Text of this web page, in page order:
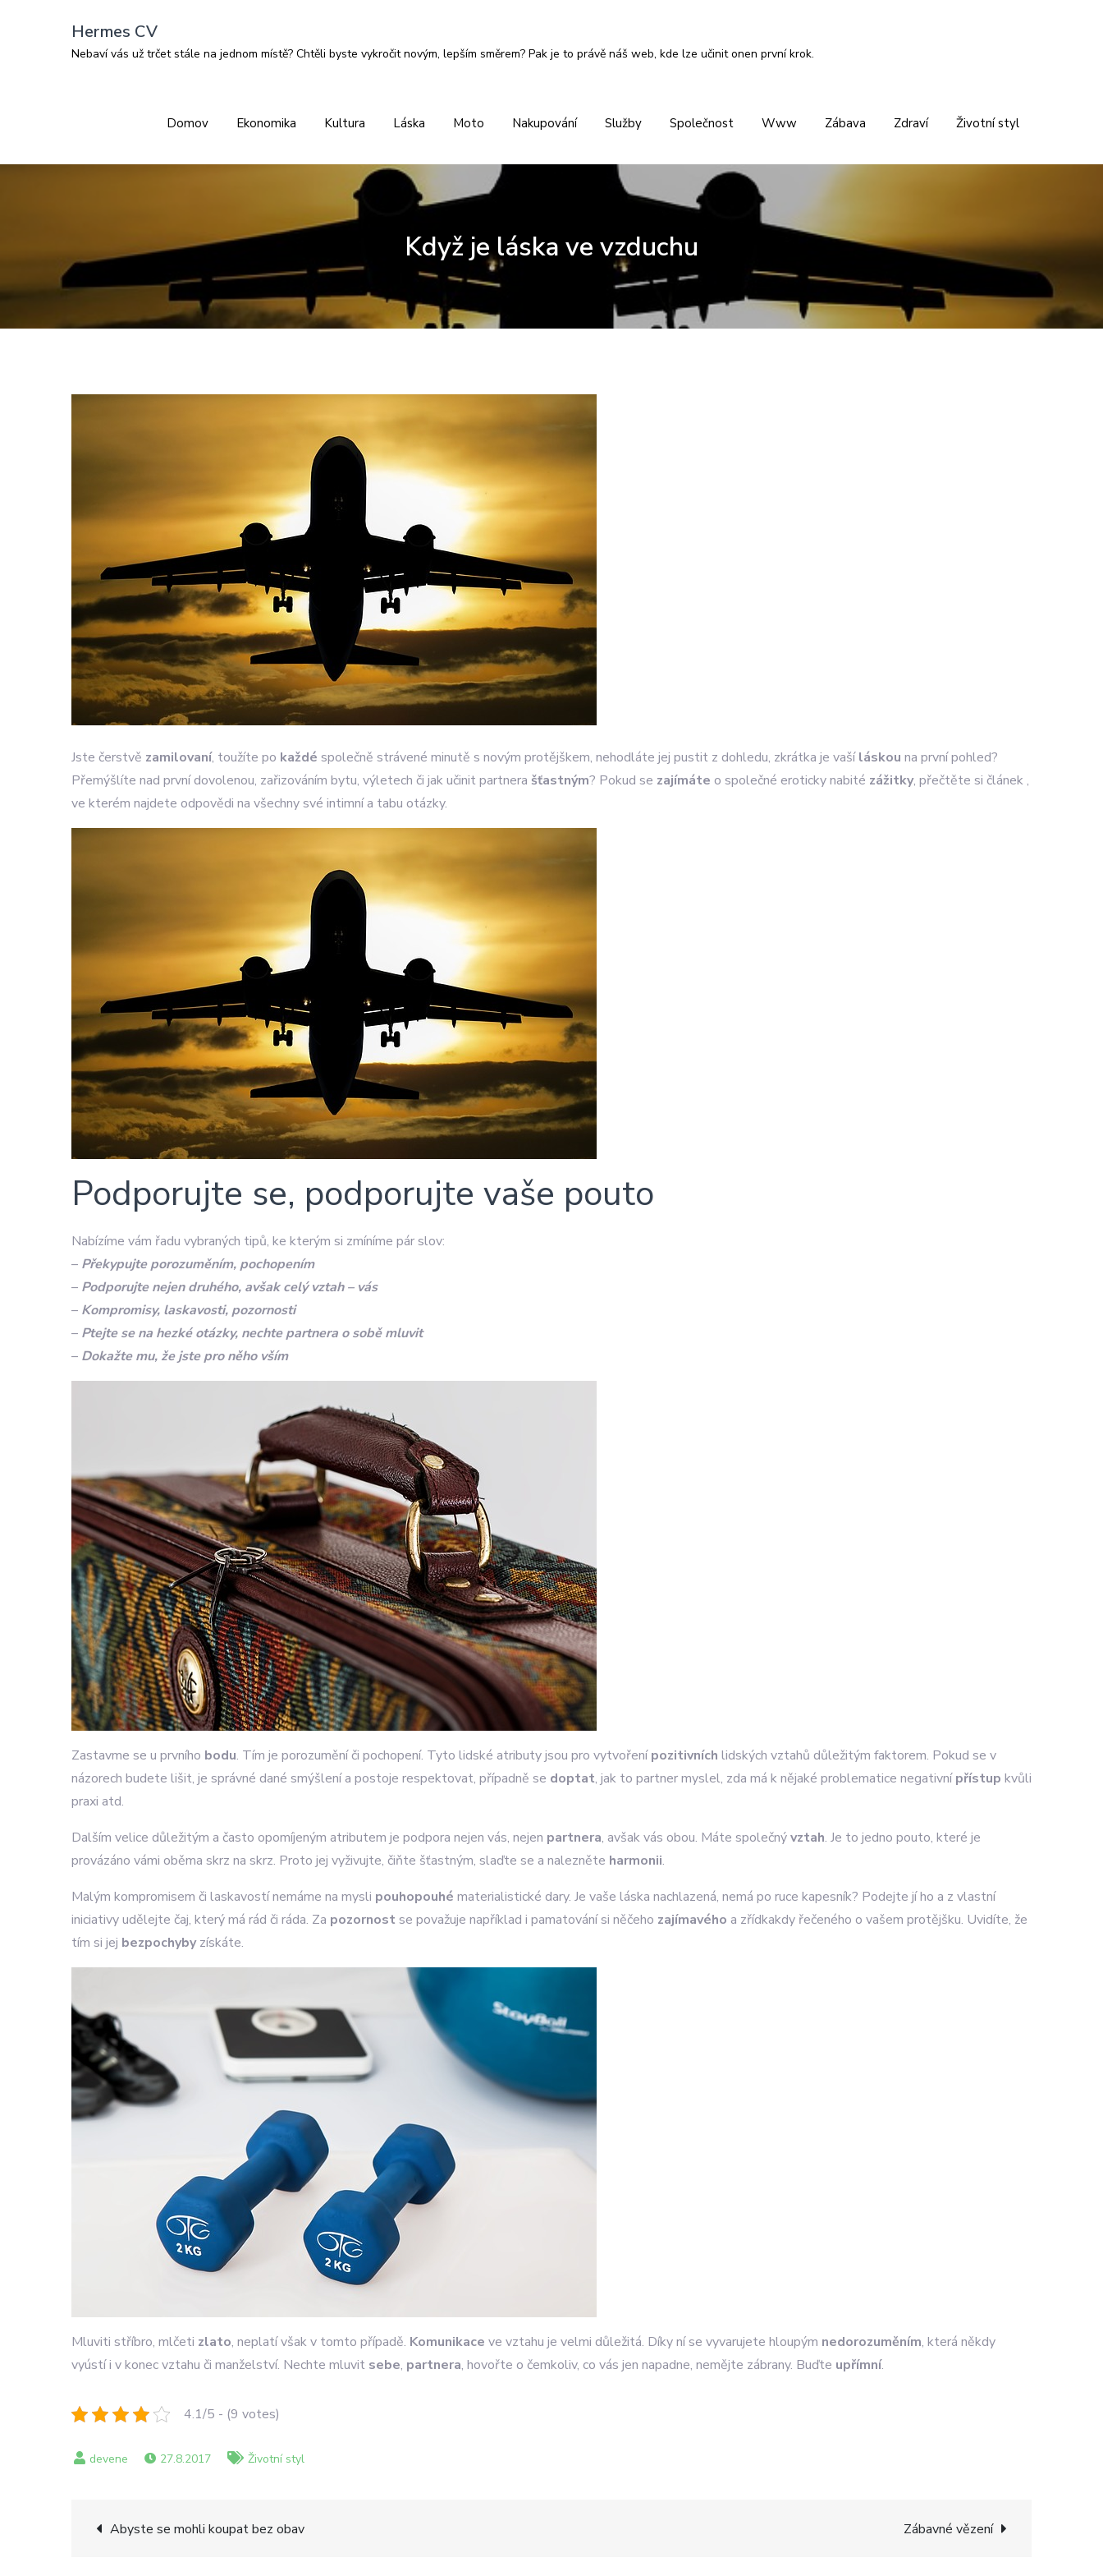
Hermes CV
Nebaví vás už trčet stále na jednom místě? Chtěli byste vykročit novým, lepším směrem? Pak je to právě náš web, kde lze učinit onen první krok.
Domov Ekonomika Kultura Láska Moto Nakupování Služby Společnost Www Zábava Zdraví Životní styl
Když je láska ve vzduchu
Jste čerstvě zamilovaní, toužíte po každé společně strávené minutě s novým protějškem, nehodláte jej pustit z dohledu, zkrátka je vašíláskou na první pohled?
Přemýšlíte nad první dovolenou, zařizováním bytu, výletech či jak učinit partnera šťastným? Pokud se zajímáte o společné eroticky nabité zážitky, přečtěte si článek ,
ve kterém najdete odpovědi na všechny své intimní a tabu otázky.
Podporujte se, podporujte vaše pouto
Nabízíme vám řadu vybraných tipů, ke kterým si zmíníme pár slov:
– Překypujte porozuměním, pochopením
– Podporujte nejen druhého, avšak celý vztah – vás
– Kompromisy, laskavosti, pozornosti
– Ptejte se na hezké otázky, nechte partnera o sobě mluvit
– Dokažte mu, že jste pro něho vším
Zastavme se u prvního bodu. Tím je porozumění či pochopení. Tyto lidské atributy jsou pro vytvořenípozitivních lidských vztahů důležitým faktorem. Pokud se v
názorech budete lišit, je správné dané smýšlení a postoje respektovat, případně se doptat, jak to partner myslel, zda má k nějaké problematice negativnípřístup kvůli
praxi atd.
Dalším velice důležitým a často opomíjeným atributem je podpora nejen vás, nejen partnera, avšak vás obou. Máte společnývztah. Je to jedno pouto, které je
provázáno vámi oběma skrz na skrz. Proto jej vyživujte, čiňte šťastným, slaďte se a nalezněte harmonii.
Malým kompromisem či laskavostí nemáme na mysli pouhopouhé materialistické dary. Je vaše láska nachlazená, nemá po ruce kapesník? Podejte jí ho a z vlastní
iniciativy udělejte čaj, který má rád či ráda. Za pozornost se považuje například i pamatování si něčeho zajímavého a zřídkakdy řečeného o vašem protějšku. Uvidíte, že
tím si jej bezpochybyzískáte.
Mluviti stříbro, mlčeti zlato, neplatí však v tomto případě. Komunikace ve vztahu je velmi důležitá. Díky ní se vyvarujete hloupým nedorozuměním, která někdy
vyústí i v konec vztahu či manželství. Nechte mluvit sebe, partnera, hovořte o čemkoliv, co vás jen napadne, nemějte zábrany. Buďte upřímní.
4.1/5 - (9 votes)
27.8.2017 Životní styl
Navigace
Abyste se mohli koupat bez obav Zábavné vězení